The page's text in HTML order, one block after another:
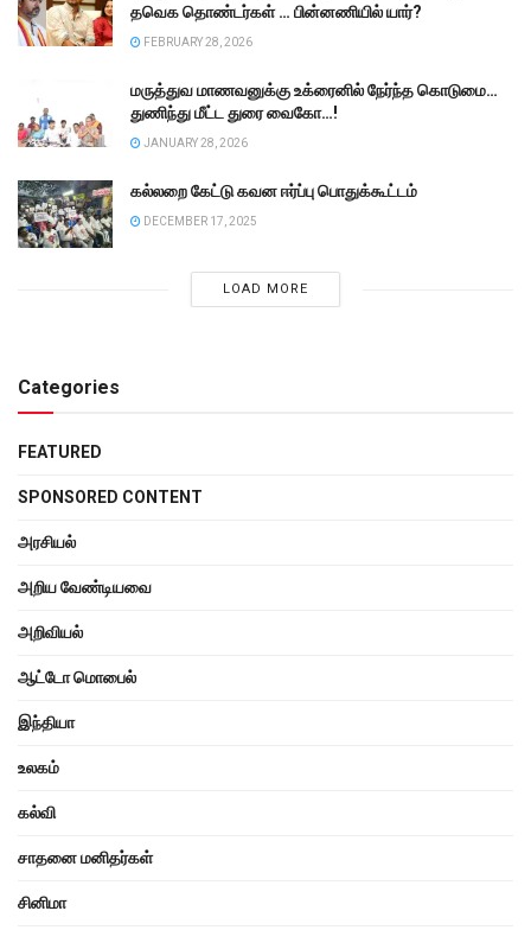
தவெக தொண்டர்கள் … பின்னணியில் யார்?
FEBRUARY 28, 2026
மருத்துவ மாணவனுக்கு உக்ரைனில் நேர்ந்த கொடுமை…
துணிந்து மீட்ட துரை வைகோ…!
JANUARY 28, 2026
கல்லறை கேட்டு கவன ஈர்ப்பு பொதுக்கூட்டம்
DECEMBER 17, 2025
LOAD MORE
Categories
FEATURED
SPONSORED CONTENT
அரசியல்
அறிய வேண்டியவை
அறிவியல்
ஆட்டோ மொபைல்
இந்தியா
உலகம்
கல்வி
சாதனை மனிதர்கள்
சினிமா